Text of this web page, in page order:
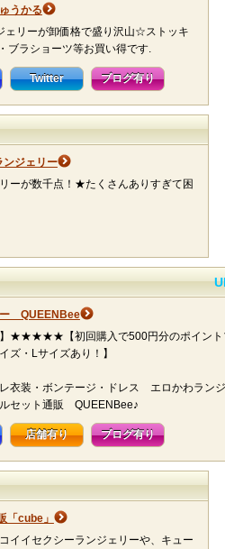
うかる
ェリーが卸価格で盛り沢山☆ストッキ
ブラショーツ等お買い得です.
Twitter ブログ有り
ジェリー
ーが数千点！★たくさんありすぎて困
ー QUEENBee
★★★★★【初回購入で500円分のポイント
・Lサイズあり！】
衣装・ボンテージ・ドレス エロかわラン
セット通販 QUEENBee♪
店舗有り ブログ有り
「cube」
イイセクシーランジェリーや、キュー